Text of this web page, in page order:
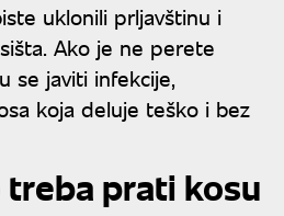
uklonili prljavštinu i
Ako je ne perete
se javiti infekcije,
koja deluje teško i bez
prati kosu